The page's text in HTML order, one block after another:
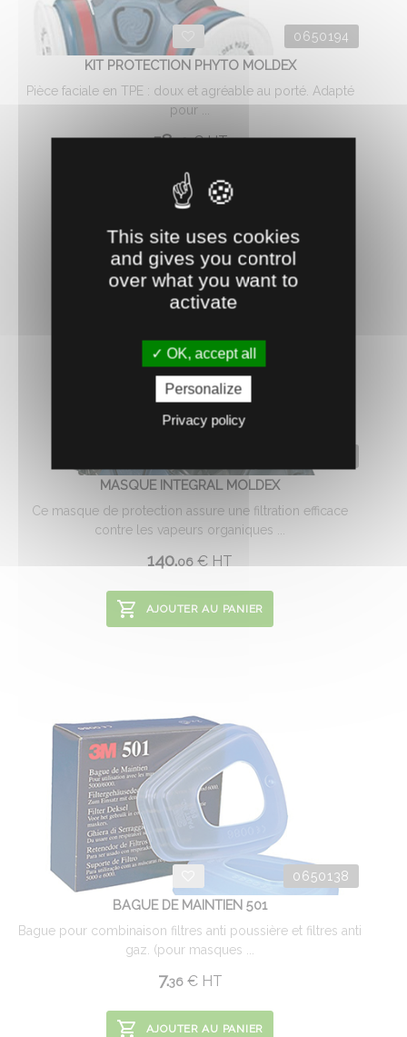
0650194
KIT PROTECTION PHYTO MOLDEX
Pièce faciale en TPE : doux et agréable au porté. Adapté
pour ...
58.28 €HT
AJOUTER AU PANIER
MASQUE INTEGRAL MOLDEX
Ce masque de protection assure une filtration efficace
contre les vapeurs organiques ...
140.06 € HT
AJOUTER AU PANIER
0650138
BAGUE DE MAINTIEN 501
Bague pour combinaison filtres anti poussière et filtres anti
gaz. (pour masques ...
7.36 €HT
AJOUTER AU PANIER
This site uses cookies
and gives you control
over what you want to
activate
OK, accept all
Personalize
Privacy policy